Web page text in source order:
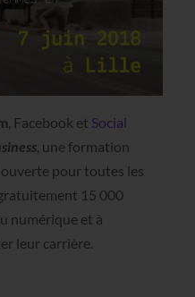
, Facebook et Social
, une formation
pour toutes les
15 000
numérique et à
leur carrière.